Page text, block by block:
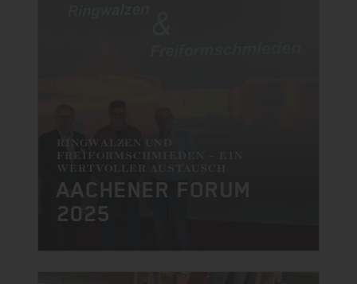
RINGWALZEN UND
FREIFORMSCHMIEDEN – EIN
WERTVOLLER AUSTAUSCH
AACHENER FORUM
2025